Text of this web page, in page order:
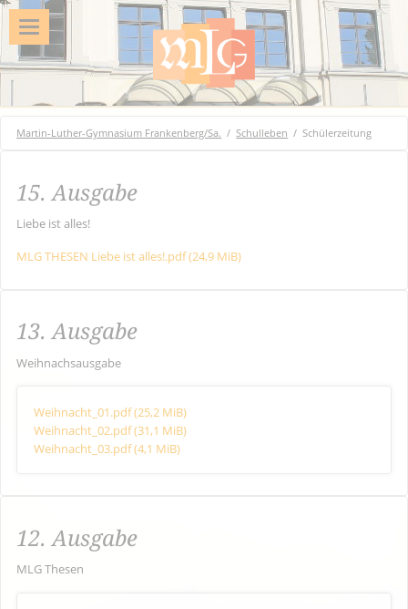
Martin-Luther-Gymnasium Frankenberg/Sa. Schulleben Schülerzeitung
15. Ausgabe
Liebe ist alles!
MLG THESEN Liebe ist alles!.pdf(24,9 MiB)
13. Ausgabe
Weihnachsausgabe
Weihnacht_01.pdf(25,2 MiB)
Weihnacht_02.pdf(31,1 MiB)
Weihnacht_03.pdf(4,1 MiB)
12. Ausgabe
MLG Thesen